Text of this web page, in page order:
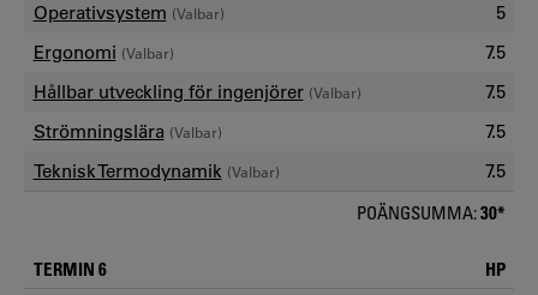
Operativsystem (Valbar)
5
Ergonomi (Valbar)
7.5
Hållbar utveckling för ingenjörer (Valbar)
7.5
Strömningslära (Valbar)
7.5
Teknisk Termodynamik (Valbar) 7.5
POÄNGSUMMA:30*
TERMIN 6 HP